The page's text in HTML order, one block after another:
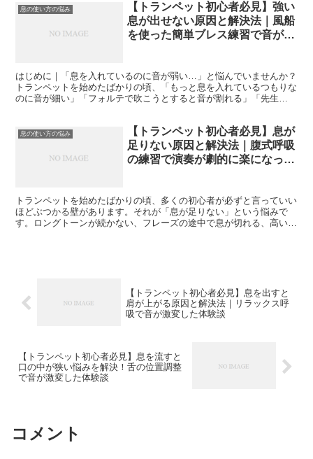
息の使い方の悩み
【トランペット初心者必見】強い
息が出せない原因と解決法｜風船
を使った簡単ブレス練習で音が激
はじめに｜「息を入れているのに音が弱い…」と悩んでいませんか？
トランペットを始めたばかりの頃、「もっと息を入れているつもりな
のに音が細い」「フォルテで吹こうとすると音が割れる」「先生
息の使い方の悩み
【トランペット初心者必見】息が
足りない原因と解決法｜腹式呼吸
の練習で演奏が劇的に楽になった
トランペットを始めたばかりの頃、多くの初心者が必ずと言っていい
ほどぶつかる壁があります。それが「息が足りない」という悩みで
す。ロングトーンが続かない、フレーズの途中で息が切れる、高い音
【トランペット初心者必見】息を出すと
肩が上がる原因と解決法｜リラックス呼
吸で音が激変した体験談
【トランペット初心者必見】息を流すと
口の中が狭い悩みを解決！舌の位置調整
で音が激変した体験談
コメント